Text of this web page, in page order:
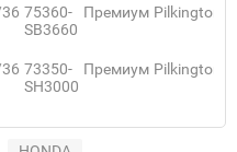
75360-
SB3660
Премиум Pilkington
73350-
SH3000
Премиум Pilkington